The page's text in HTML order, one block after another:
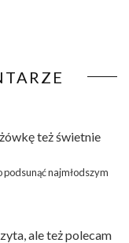
też świetnie
najmłodszym
ale też polecam